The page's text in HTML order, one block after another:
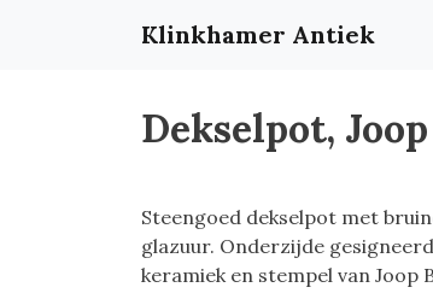
Klinkhamer Antiek
Dekselpot,
Steengoed dekselpot met
glazuur. Onderzijde
keramiek en stempel van Joop